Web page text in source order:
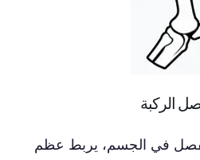
الركبة
في الجسم، يربط عظم